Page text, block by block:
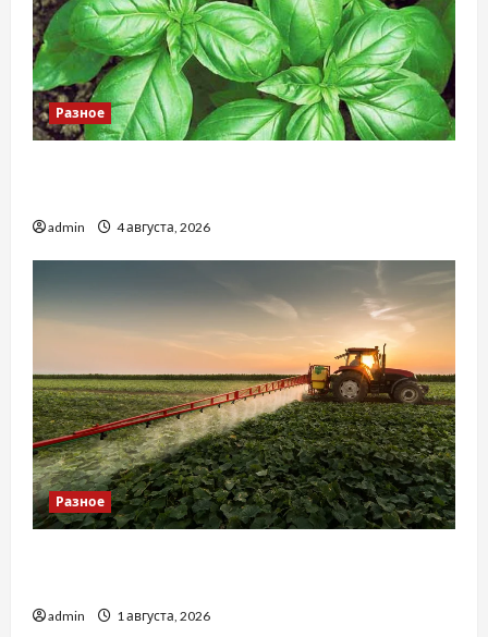
Разное
admin 4 августа, 2026
Разное
admin 1 августа, 2026